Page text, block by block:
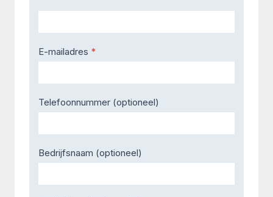
E-mailadres *
Telefoonnummer (optioneel)
Bedrijfsnaam (optioneel)